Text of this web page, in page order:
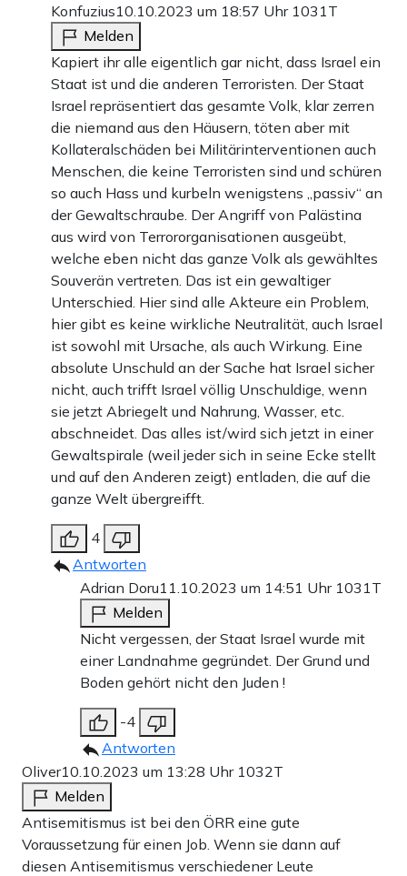
Konfuzius10.10.2023 um 18:57 Uhr 1031T
Melden
Kapiert ihr alle eigentlich gar nicht, dass Israel ein
Staat ist und die anderen Terroristen. Der Staat
Israel repräsentiert das gesamte Volk, klar zerren
die niemand aus den Häusern, töten aber mit
Kollateralschäden bei Militärinterventionen auch
Menschen, die keine Terroristen sind und schüren
so auch Hass und kurbeln wenigstens „passiv“ an
der Gewaltschraube. Der Angriff von Palästina
aus wird von Terrororganisationen ausgeübt,
welche eben nicht das ganze Volk als gewähltes
Souverän vertreten. Das ist ein gewaltiger
Unterschied. Hier sind alle Akteure ein Problem,
hier gibt es keine wirkliche Neutralität, auch Israel
ist sowohl mit Ursache, als auch Wirkung. Eine
absolute Unschuld an der Sache hat Israel sicher
nicht, auch trifft Israel völlig Unschuldige, wenn
sie jetzt Abriegelt und Nahrung, Wasser, etc.
abschneidet. Das alles ist/wird sich jetzt in einer
Gewaltspirale (weil jeder sich in seine Ecke stellt
und auf den Anderen zeigt) entladen, die auf die
ganze Welt übergreifft.
4
Antworten
Adrian Doru11.10.2023 um 14:51 Uhr 1031T
Melden
Nicht vergessen, der Staat Israel wurde mit
einer Landnahme gegründet. Der Grund und
Boden gehört nicht den Juden !
-4
Antworten
Oliver10.10.2023 um 13:28 Uhr 1032T
Melden
Antisemitismus ist bei den ÖRR eine gute
Voraussetzung für einen Job. Wenn sie dann auf
diesen Antisemitismus verschiedener Leute